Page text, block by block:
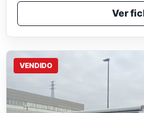
Ver
VENDIDO